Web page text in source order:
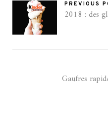
PREVIOUS
2018 : des
Gaufres